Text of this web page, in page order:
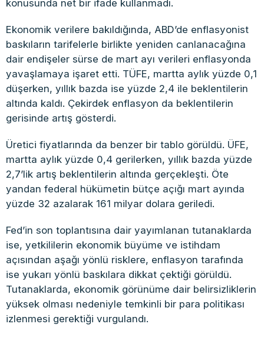
konusunda net bir ifade kullanmadı.
Ekonomik verilere bakıldığında, ABD’de enflasyonist
baskıların tarifelerle birlikte yeniden canlanacağına
dair endişeler sürse de mart ayı verileri enflasyonda
yavaşlamaya işaret etti. TÜFE, martta aylık yüzde 0,1
düşerken, yıllık bazda ise yüzde 2,4 ile beklentilerin
altında kaldı. Çekirdek enflasyon da beklentilerin
gerisinde artış gösterdi.
Üretici fiyatlarında da benzer bir tablo görüldü. ÜFE,
martta aylık yüzde 0,4 gerilerken, yıllık bazda yüzde
2,7’lik artış beklentilerin altında gerçekleşti. Öte
yandan federal hükümetin bütçe açığı mart ayında
yüzde 32 azalarak 161 milyar dolara geriledi.
Fed’in son toplantısına dair yayımlanan tutanaklarda
ise, yetkililerin ekonomik büyüme ve istihdam
açısından aşağı yönlü risklere, enflasyon tarafında
ise yukarı yönlü baskılara dikkat çektiği görüldü.
Tutanaklarda, ekonomik görünüme dair belirsizliklerin
yüksek olması nedeniyle temkinli bir para politikası
izlenmesi gerektiği vurgulandı.